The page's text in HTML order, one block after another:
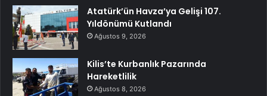
Atatürk’ün Havza’ya Gelişi 107.
Yıldönümü Kutlandı
Ağustos 9, 2026
Kilis’te Kurbanlık Pazarında
Hareketlilik
Ağustos 8, 2026